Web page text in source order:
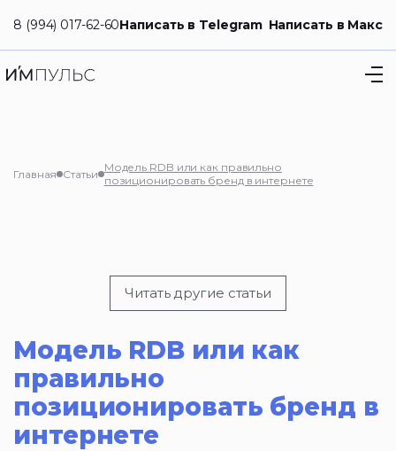
8 (994) 017-62-60Написать в Telegram Написать в Макс
Главная Статьи Модель RDB или как правильно
позиционировать бренд в интернете
Читать другие статьи
Модель RDB или как
правильно
позиционировать бренд в
интернете